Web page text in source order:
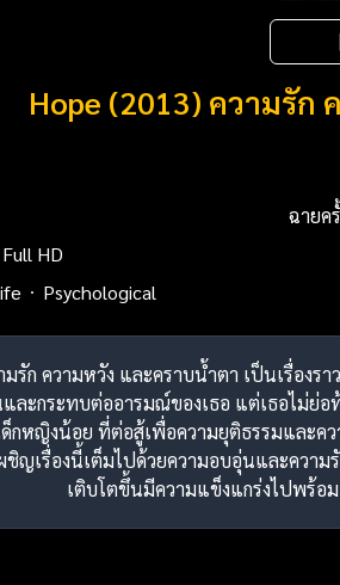
Hope (2013) ความรัก
ฉายค
Full HD
Psychological
มรัก ความหวัง และคราบน้ำตา เป็นเรื่อ
ละกระทบต่ออารมณ์ของเธอ แต่เธอไม่ย่
กหญิงน้อย ที่ต่อสู้เพื่อความยุติธรรมและค
ชิญเรื่องนี้เต็มไปด้วยความอบอุ่นและควา
เติบโตขึ้นมีความแข็งแกร่งไปพร้อ